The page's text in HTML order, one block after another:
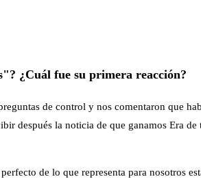
¿Cuál fue su primera reacción?
de control y nos comentaron que
después la noticia de que ganamos Era
de lo que representa para nosotros